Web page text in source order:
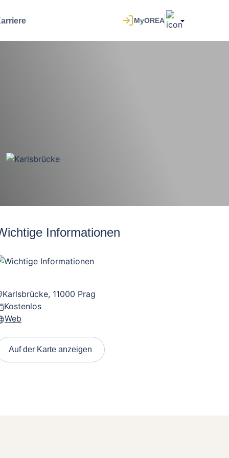
Informationen
Karlsbrücke, 11000 Prag
Kostenlos
Web
Auf der Karte anzeigen